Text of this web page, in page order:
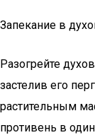
Запекание в
Разогрейте
застелив его
растительным
противень в